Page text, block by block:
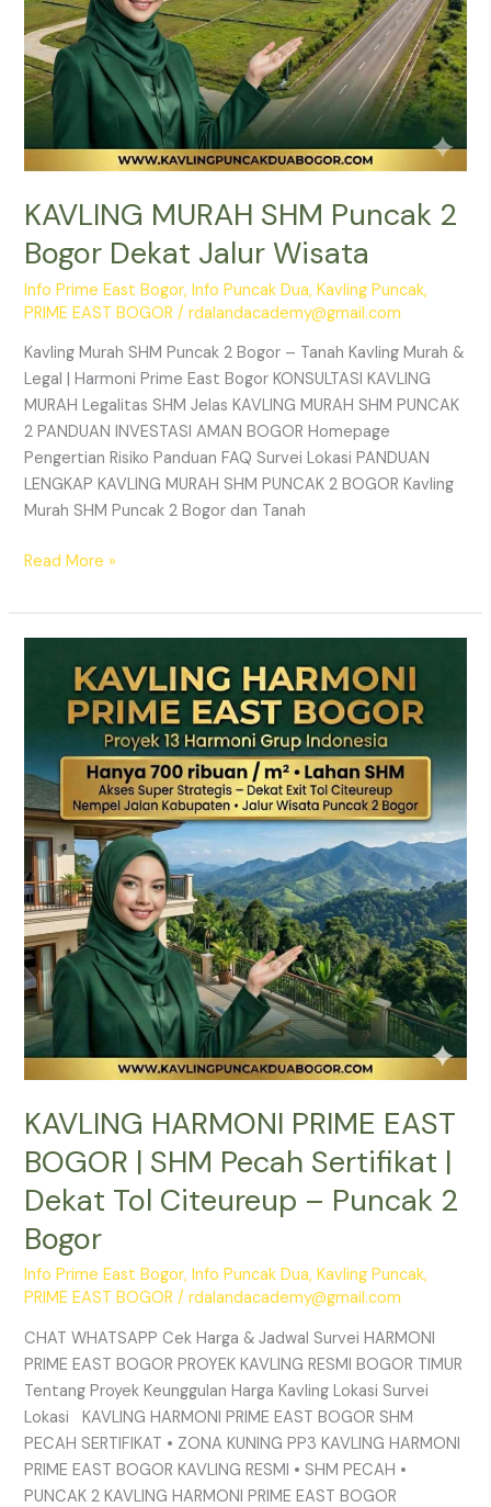
KAVLING MURAH SHM Puncak 2
Bogor Dekat Jalur Wisata
Info Prime East Bogor,Info Puncak Dua,Kavling Puncak,
PRIME EAST BOGOR /rdalandacademy@gmail.com
Kavling Murah SHM Puncak 2 Bogor – Tanah Kavling Murah &
Legal | Harmoni Prime East Bogor KONSULTASI KAVLING
MURAH Legalitas SHM Jelas KAVLING MURAH SHM PUNCAK
2 PANDUAN INVESTASI AMAN BOGOR Homepage
Pengertian Risiko Panduan FAQ Survei Lokasi PANDUAN
LENGKAP KAVLING MURAH SHM PUNCAK 2 BOGOR Kavling
Murah SHM Puncak 2 Bogor dan Tanah
Read More »
KAVLING HARMONI PRIME EAST
BOGOR | SHM Pecah Sertifikat |
Dekat Tol Citeureup – Puncak 2
Bogor
Info Prime East Bogor,Info Puncak Dua,Kavling Puncak,
PRIME EAST BOGOR /rdalandacademy@gmail.com
CHAT WHATSAPP Cek Harga & Jadwal Survei HARMONI
PRIME EAST BOGOR PROYEK KAVLING RESMI BOGOR TIMUR
Tentang Proyek Keunggulan Harga Kavling Lokasi Survei
Lokasi KAVLING HARMONI PRIME EAST BOGOR SHM
PECAH SERTIFIKAT • ZONA KUNING PP3 KAVLING HARMONI
PRIME EAST BOGOR KAVLING RESMI • SHM PECAH •
PUNCAK 2 KAVLING HARMONI PRIME EAST BOGOR
HARMONI
BOGOR
|
SHM
Pecah
Sertifikat
|
Dekat
Tol
Citeureup
–
Puncak
2